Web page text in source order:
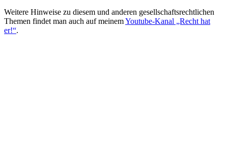
Weitere Hinweise zu diesem und anderen gesellschaftsrechtlichen
Themen findet man auch auf meinemYoutube-Kanal „Recht hat
er!“.